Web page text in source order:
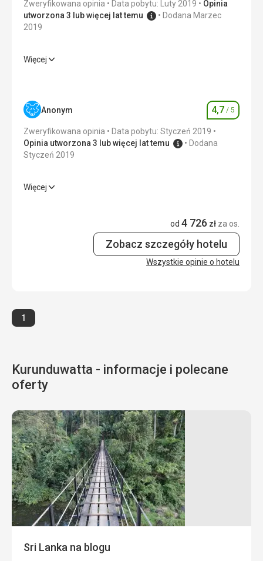
Zweryfikowana opinia Data pobytu: Luty 2019
Opinia
utworzona 3 lub więcej lat temu
Dodana Marzec
2019
Okolica 4,0/ 5
Usługi 4,0
Więcej
Anonym Ocena
4,7 / 5
Zweryfikowana opinia
Data pobytu: Styczeń 2019
Opinia utworzona 3 lub więcej lat temu
Dodana
Styczeń 2019
5,0 / 5
4,0
Więcej
od 4 726 zł za os.
Zobacz szczegóły hotelu
Wszystkie opinie o hotelu
Strona
1
Kurunduwatta - informacje i polecane
oferty
Sri Lanka na blogu